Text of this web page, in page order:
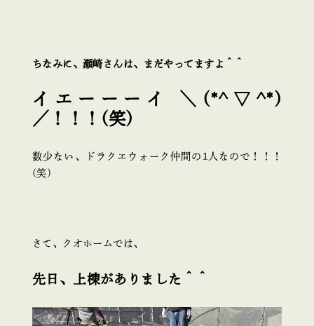
ちなみに、瀬崎さんは、まだやってますよ＾＾
イエーーーイ ＼(*^▽^*)
／！！！(笑)
数少ない、ドラクエウォーク仲間の1人なので！！！
(笑)
さて、クオホームでは、
先日、上棟がありました＾＾